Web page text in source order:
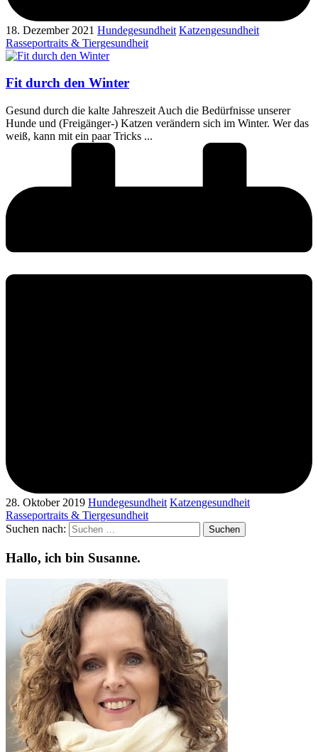
18. Dezember 2021 Hundegesundheit Katzengesundheit
Rasseportraits & Tiergesundheit
Fit durch den Winter
Gesund durch die kalte Jahreszeit Auch die Bedürfnisse unserer
Hunde und (Freigänger-) Katzen verändern sich im Winter. Wer das
weiß, kann mit ein paar Tricks ...
28. Oktober 2019 Hundegesundheit Katzengesundheit
Rasseportraits & Tiergesundheit
Suchen nach:
Hallo, ich bin Susanne.